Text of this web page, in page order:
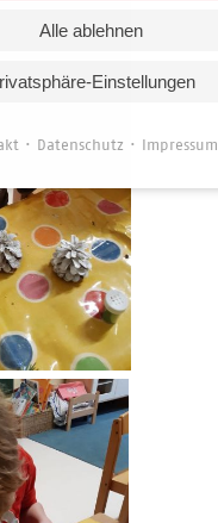
Alle ablehnen
Einstellungen
Datenschutz Impressum